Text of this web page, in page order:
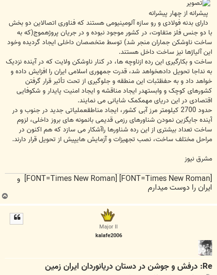
پیشرانه از چهار پیشرانه
دارای بدنه فولادی و رو سازه آلومینیومی هستند که فناوری اتصالاین دو بخش
با دو جنس فلز متفاوت، در کشور موجود نبوده و در جریان پروژهموج(که به
ساخت ناوشکن جماران منجر شد) توسط متخصصان داخلی ایجاد گردیده وخود
این آلیاژها نیز ساخت داخل هستند.
ساخت و بکارگیری این رده ازناوچه ها، در کنار ناوشکن ولایت که در آینده نزدیک
به نداجا تحویل دادهخواهد شد، قدرت جمهوری اسلامی ایران را افزایش داده و
خواهد داد و به حفظثبات این منطقه و جلوگیری از تحت تأثیر قرار گرفتن
کشورهای کوچک و وابستهدر ایجاد مناقشه و ایجاد امنیت پایدار و شکوفایی
اقتصادی در این دریای مهمکمک شایانی می نمایند.
حدود 2700 کیلومتر مرز آبی کشور، ایجاد مناطقعملیاتی جدید در جنوب و در
آینده جایگزین نمودن شناورهای رزمی قدیمی بانمونه های بروز داخلی، لزوم
ساخت تعداد بیشتری از این رده شناورها راآشکار می سازد که هم اکنون در
مراحل مختلف ساخت، نصب تجهیزات و آزمایش هایپیش از تحویل قرار دارند.
مشرق نیوز
[FONT=Times New Roman] [FONT=Times New Roman] و
ایران را دوست میدارم
Major II
kalafe2006
Re: درفش و جوشن در دستان دریانوردان ایران زمین